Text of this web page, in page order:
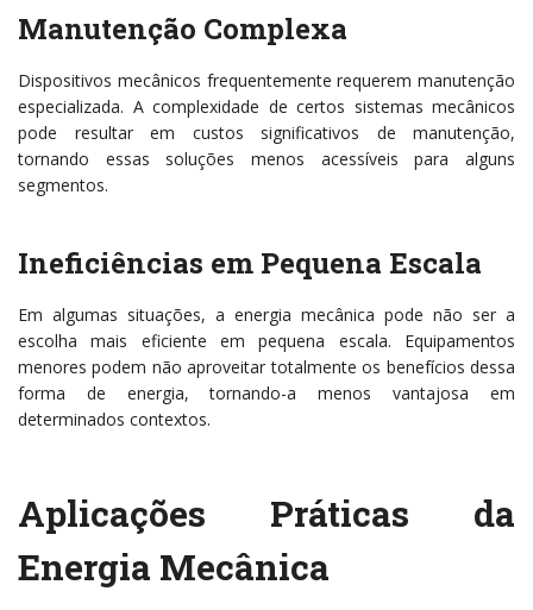
Manutenção Complexa
Dispositivos mecânicos frequentemente requerem manutenção
especializada. A complexidade de certos sistemas mecânicos
pode resultar em custos significativos de manutenção,
tornando essas soluções menos acessíveis para alguns
segmentos.
Ineficiências em Pequena Escala
Em algumas situações, a energia mecânica pode não ser a
escolha mais eficiente em pequena escala. Equipamentos
menores podem não aproveitar totalmente os benefícios dessa
forma de energia, tornando-a menos vantajosa em
determinados contextos.
Aplicações Práticas da
Energia Mecânica